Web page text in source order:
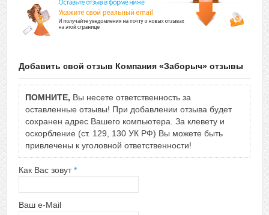
Добавить свой отзыв Компания «Заборыч» отзывы
ПОМНИТЕ, Вы несете ответственность за
оставленные отзывы! При добавлении отзыва будет
сохранен адрес Вашего компьютера. За клевету и
оскорбление (ст. 129, 130 УК РФ) Вы можете быть
привлечены к уголовной ответственности!
Как Вас зовут*
Ваш e-Mail